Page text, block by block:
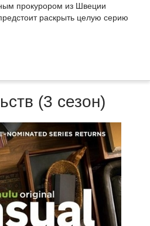
прокурором из Швеции
раскрыть целую серию
(3 сезон)